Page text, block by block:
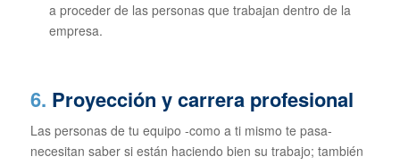
a proceder de las personas que trabajan dentro de la
empresa.
6. Proyección y carrera profesional
Las personas de tu equipo -como a ti mismo te pasa-
necesitan saber si están haciendo bien su trabajo; también